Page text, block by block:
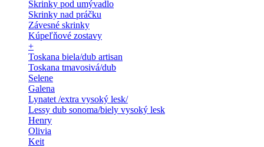
Skrinky pod umývadlo
Skrinky nad práčku
Závesné skrinky
Kúpeľňové zostavy
+
Toskana biela/dub artisan
Toskana tmavosivá/dub
Selene
Galena
Lynatet /extra vysoký lesk/
Lessy dub sonoma/biely vysoký lesk
Henry
Olivia
Keit